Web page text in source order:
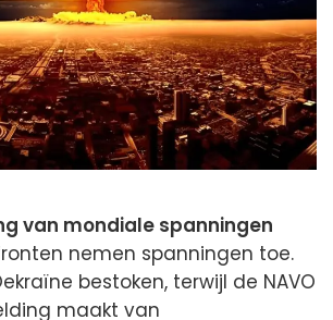
van mondiale spanningen
nemen spanningen toe.
bestoken, terwijl de NAVO
maakt van